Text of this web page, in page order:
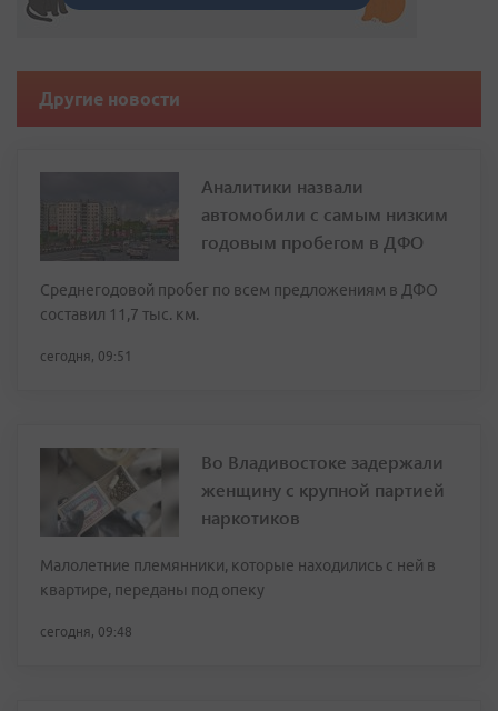
Другие новости
Аналитики назвали
автомобили с самым низким
годовым пробегом в ДФО
Среднегодовой пробег по всем предложениям в ДФО
составил 11,7 тыс. км.
сегодня, 09:51
Во Владивостоке задержали
женщину с крупной партией
наркотиков
Малолетние племянники, которые находились с ней в
квартире, переданы под опеку
сегодня, 09:48